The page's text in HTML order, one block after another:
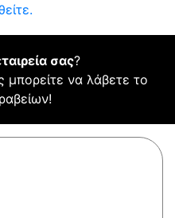
σας?
μπορείτε να λάβετε το